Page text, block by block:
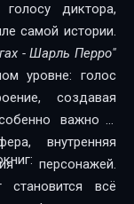
диктора,
самой истории.
- Шарль Перро"
уровне: голос
создавая
важно в
внутренняя
персонажей.
становится всё